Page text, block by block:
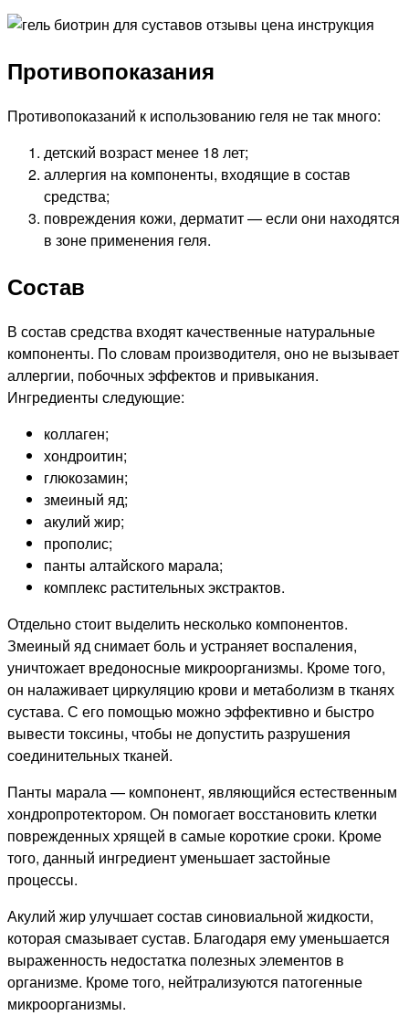
Противопоказания
Противопоказаний к использованию геля не так много:
детский возраст менее 18 лет;
аллергия на компоненты, входящие в состав
средства;
повреждения кожи, дерматит — если они находятся
в зоне применения геля.
Состав
В состав средства входят качественные натуральные
компоненты. По словам производителя, оно не вызывает
аллергии, побочных эффектов и привыкания.
Ингредиенты следующие:
коллаген;
хондроитин;
глюкозамин;
змеиный яд;
акулий жир;
прополис;
панты алтайского марала;
комплекс растительных экстрактов.
Отдельно стоит выделить несколько компонентов.
Змеиный яд снимает боль и устраняет воспаления,
уничтожает вредоносные микроорганизмы. Кроме того,
он налаживает циркуляцию крови и метаболизм в тканях
сустава. С его помощью можно эффективно и быстро
вывести токсины, чтобы не допустить разрушения
соединительных тканей.
Панты марала — компонент, являющийся естественным
хондропротектором. Он помогает восстановить клетки
поврежденных хрящей в самые короткие сроки. Кроме
того, данный ингредиент уменьшает застойные
процессы.
Акулий жир улучшает состав синовиальной жидкости,
которая смазывает сустав. Благодаря ему уменьшается
выраженность недостатка полезных элементов в
организме. Кроме того, нейтрализуются патогенные
микроорганизмы.